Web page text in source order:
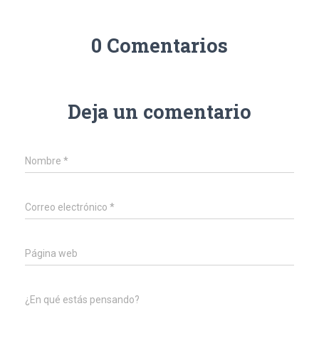
0 Comentarios
Deja un comentario
Nombre *
Correo electrónico *
Página web
¿En qué estás pensando?